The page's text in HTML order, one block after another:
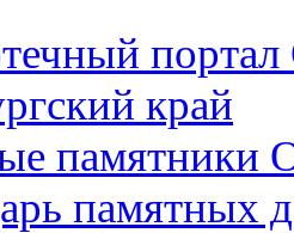
портал
край
памятники
памятных